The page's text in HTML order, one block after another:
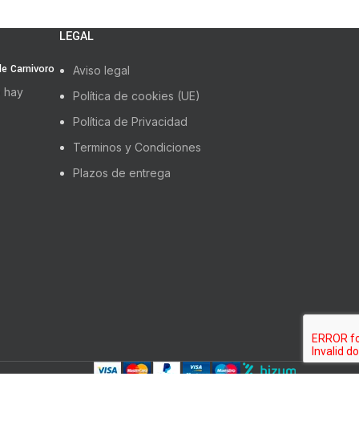
Carnivoro
hay
LEGAL
Aviso legal
Política de cookies (UE)
Política de Privacidad
Terminos y Condiciones
Plazos de entrega